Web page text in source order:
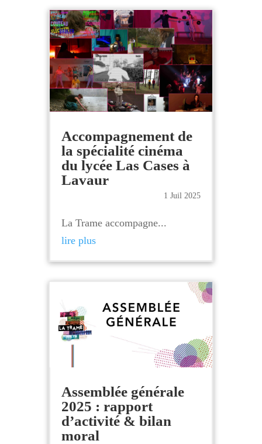
Accompagnement de
la spécialité cinéma
du lycée Las Cases à
Lavaur
1 Juil 2025
La Trame accompagne...
lire plus
Assemblée générale
2025 : rapport
d’activité & bilan
moral